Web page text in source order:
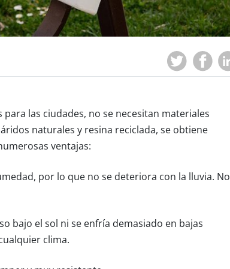
las ciudades, no se necesitan materiales
naturales y resina reciclada, se obtiene
ventajas:
por lo que no se deteriora con la lluvia. No
bajo el sol ni se enfría demasiado en bajas
clima.